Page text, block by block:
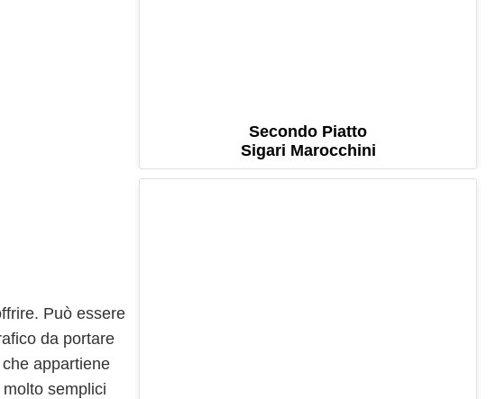
Può essere
da portare
appartiene
semplici
Secondo Piatto
Sigari Marocchini